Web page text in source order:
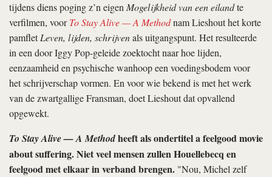
tijdens diens poging z’n eigenMogelijkheid van een eilandte
verfilmen, voorTo Stay Alive — A Methodnam Lieshout het korte
pamfletLeven, lijden, schrijvenals uitgangspunt. Het resulteerde
in een door Iggy Pop-geleide zoektocht naar hoe lijden,
eenzaamheid en psychische wanhoop een voedingsbodem voor
het schrijverschap vormen. En voor wie bekend is met het werk
van de zwartgallige Fransman, doet Lieshout dat opvallend
opgewekt.
To Stay Alive — A Methodheeft als ondertitel a feelgood movie
about suffering. Niet veel mensen zullen Houellebecq en
feelgood met elkaar in verband brengen. "Nou, Michel zelf